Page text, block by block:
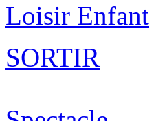
Loisir Enfant
SORTIR